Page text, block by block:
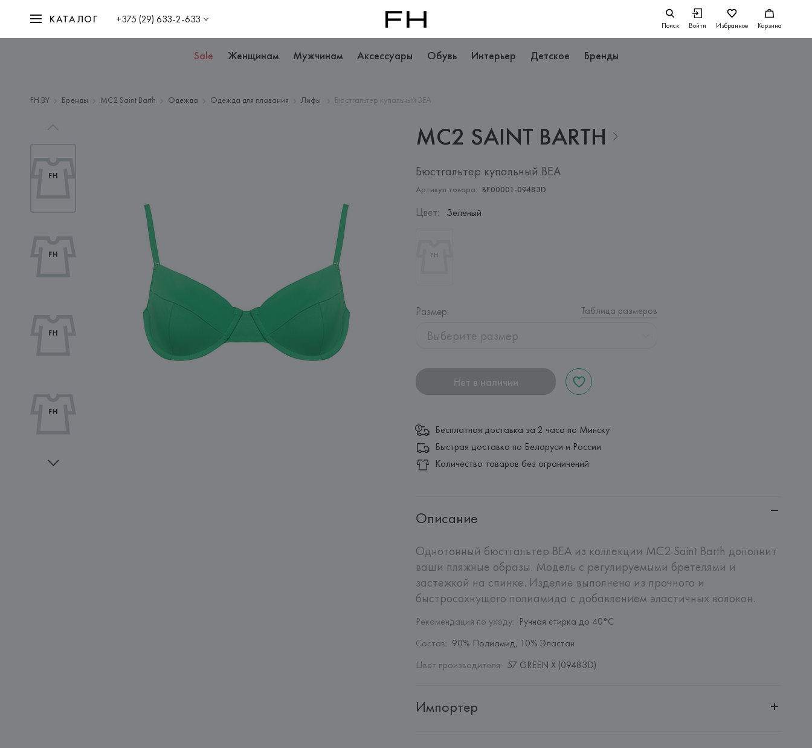
КАТАЛОГ +375 (29) 633-2-633 Поиск Войти Избранное Корзина
Sale Женщинам Мужчинам Аксессуары Обувь Интерьер Детское Бренды
FH.BY Бренды MC2 Saint Barth Одежда Одежда для плавания Лифы Бюстгальтер купальный BEA
MC2 SAINT BARTH
Бюстгальтер купальный BEA
Артикул товара: BE00001-09483D
Цвет: Зеленый
Размер: Таблица размеров
Выберите размер
Нет в наличии
Бесплатная доставка за 2 часа по Минску
Быстрая доставка по Беларуси и России
Количество товаров без ограничений
Описание
Однотонный бюстгальтер BEA из коллекции MC2 Saint Barth дополнит
ваши пляжные образы. Модель с регулируемыми бретелями и
застежкой на спинке. Изделие выполнено из прочного и
быстросохнущего полиамида с добавлением эластичных волокон.
Рекомендация по уходу: Ручная стирка до 40°C
Состав: 90% Полиамид, 10% Эластан
Цвет производителя: 57 GREEN X (09483D)
Импортер